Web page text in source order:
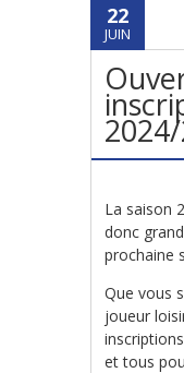
22
JUIN
La saison
donc
prochaine
Que vous
joueur
et tous